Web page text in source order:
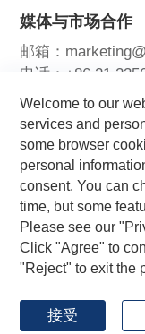
Welcome to our
services and
some browser
personal
consent. You can
time, but some
Please see our
Click "Agree" to
"Reject" to exit the
接受
媒体与市场合作
邮箱：
电话：+86 21
灼耀峰会 报告洞
网站地